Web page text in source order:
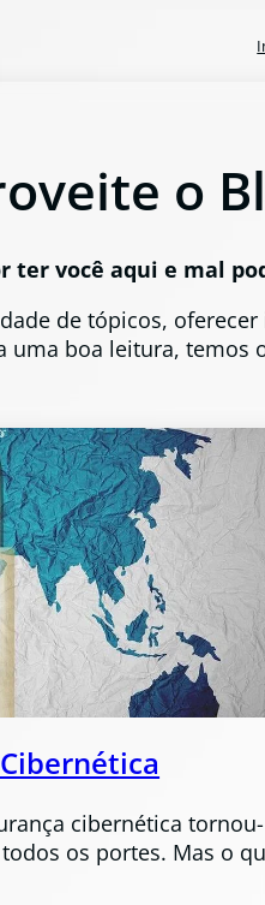
o
ter você aqui e mal
de tópicos,
uma boa leitura,
cibernética tornou-
os portes. Mas o